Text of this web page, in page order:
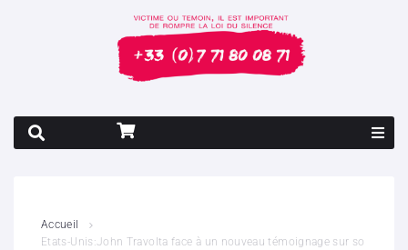
Accueil
Etats-Unis:John Travolta face à un nouveau témoignage sur so